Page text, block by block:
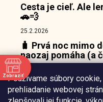
Používame súbory
prehliadanie webovej
Cesta je cieľ. Ale
🚗💨
25.2.2026
🧳 Prvá noc mimo
naozaj pomáha (a
18.2.2026
👶 Prečo bábätká
pokojný bod, o
Zobraziť